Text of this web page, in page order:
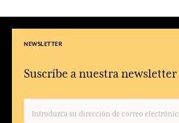
NEWSLETTER
Suscríbe a nuestra newsletter